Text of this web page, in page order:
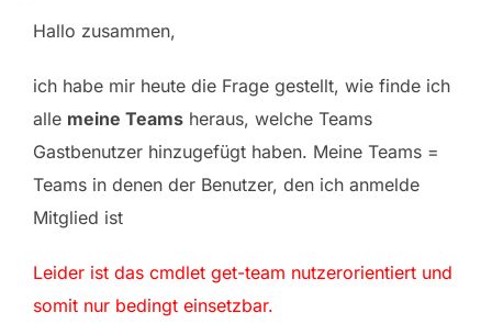
Hallo zusammen,
ich habe mir heute die Frage gestellt, wie finde ich
alle meine Teams heraus, welche Teams
Gastbenutzer hinzugefügt haben. Meine Teams =
Teams in denen der Benutzer, den ich anmelde
Mitglied ist
Leider ist das cmdlet get-team nutzerorientiert und
somit nur bedingt einsetzbar.